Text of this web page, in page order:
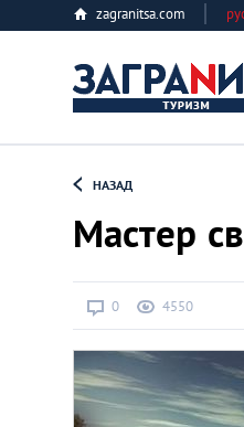
zagranitsa.com
НАЗАД
Мастер
0 4550